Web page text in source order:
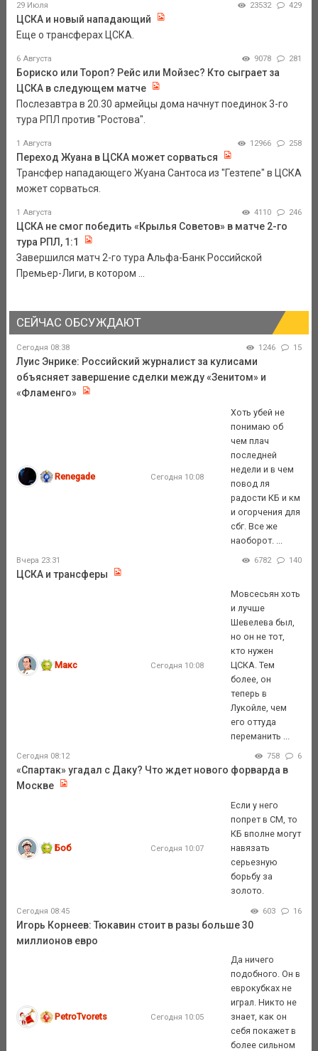
29 Июля 23532 429
ЦСКА и новый нападающий
Еще о трансферах ЦСКА.
6 Августа 9078 281
Бориско или Тороп? Рейс или Мойзес? Кто сыграет за
ЦСКА в следующем матче
Послезавтра в 20.30 армейцы дома начнут поединок 3-го
тура РПЛ против "Ростова".
1 Августа 12966 258
Переход Жуана в ЦСКА может сорваться
Трансфер нападающего Жуана Сантоса из "Гезтепе" в ЦСКА
может сорваться.
1 Августа 4110 246
ЦСКА не смог победить «Крылья Советов» в матче 2-го
тура РПЛ, 1:1
Завершился матч 2-го тура Альфа-Банк Российской
Премьер-Лиги, в котором ...
СЕЙЧАС ОБСУЖДАЮТ
Сегодня 08:38 1246 15
Луис Энрике: Российский журналист за кулисами
объясняет завершение сделки между «Зенитом» и
«Фламенго»
Renegade Сегодня 10:08
Хоть убей не
понимаю об
чем плач
последней
недели и в чем
повод ля
радости КБ и км
и огорчения для
сбг. Все же
наоборот. ...
Вчера 23:31 6782 140
ЦСКА и трансферы
Макс Сегодня 10:08
Мовсесьян хоть
и лучше
Шевелева был,
но он не тот,
кто нужен
ЦСКА. Тем
более, он
теперь в
Лукойле, чем
его оттуда
переманить ...
Сегодня 08:12 758 6
«Спартак» угадал с Даку? Что ждет нового форварда в
Москве
Боб Сегодня 10:07
Если у него
попрет в СМ, то
КБ вполне могут
навязать
серьезную
борьбу за
золото.
Сегодня 08:45 603 16
Игорь Корнеев: Тюкавин стоит в разы больше 30
миллионов евро
PetroTvorets Сегодня 10:05
Да ничего
подобного. Он в
еврокубках не
играл. Никто не
знает, как он
себя покажет в
более сильном